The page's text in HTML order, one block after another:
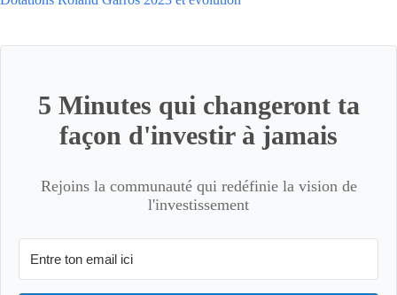
5 Minutes qui changeront ta
façon d'investir à jamais
Rejoins la communauté qui redéfinie la vision de
l'investissement